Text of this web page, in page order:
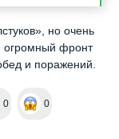
но очень
огромный фронт
и поражений.
0 0